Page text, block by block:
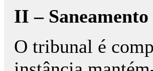
II – Saneamento
O tribunal é